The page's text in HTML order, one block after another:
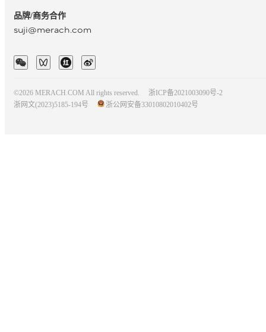
品牌/商务合作
suji@merach.com
©2026 MERACH.COM All rights reserved.
浙ICP备2021003090号-2
浙网文(2023)5185-194号
浙公网安备33010802010402号